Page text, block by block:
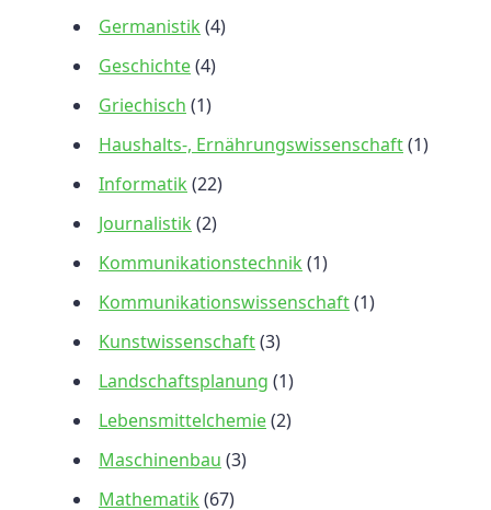
Germanistik (4)
Geschichte(4)
Griechisch (1)
Haushalts-, Ernährungswissenschaft(1)
Informatik (22)
Journalistik (2)
Kommunikationstechnik (1)
Kommunikationswissenschaft(1)
Kunstwissenschaft(3)
Landschaftsplanung (1)
Lebensmittelchemie(2)
Maschinenbau (3)
Mathematik (67)